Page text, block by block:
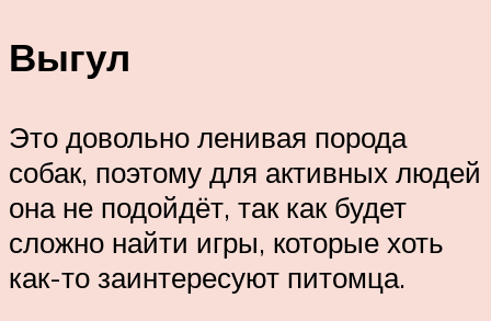
Выгул
Это довольно ленивая порода
собак, поэтому для активных людей
она не подойдёт, так как будет
сложно найти игры, которые хоть
как-то заинтересуют питомца.